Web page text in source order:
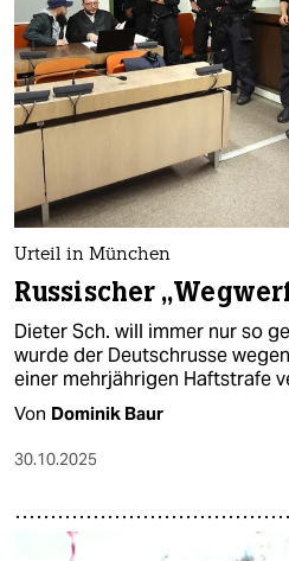
Urteil in München
Russischer
Dieter Sch. will immer nur so
wurde der Deutschrusse
einer mehrjährigen Haftstrafe
Von Dominik Baur
30.10.2025